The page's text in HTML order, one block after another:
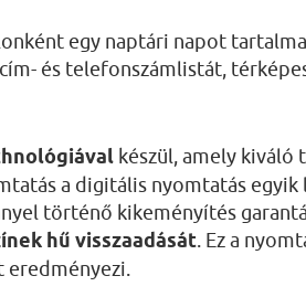
egy naptári napot
és telefonszámlistát,
készül, amely
a digitális nyomtatás
történő kikeményítés
hű visszaadását. Ez a
eredményezi.